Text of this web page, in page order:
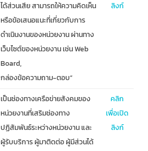
ได้ส่วนเสีย สามารถให้ความคิดเห็น
หรือข้อเสนอแนะที่เกี่ยวกับการ
ดำเนินงานของหน่วยงาน ผ่านทาง
เว็บไซต์ของหน่วยงาน เช่น Web
Board,
กล่องข้อความถาม-ตอบ”
ลิงก์
เป็นช่องทางเครือข่ายสังคมของ
หน่วยงานที่เสริมช่องทาง
ปฏิสัมพันธ์ระหว่างหน่วยงาน และ
ผู้รับบริการ ผู้มาติดต่อ ผู้มีส่วนได้
คลิก
เพื่อเปิด
ลิงก์